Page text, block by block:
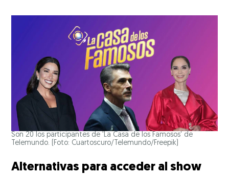
Son 20 los participantes de 'La Casa de los Famosos' de
Telemundo. (Foto: Cuartoscuro/Telemundo/Freepik)
Alternativas para acceder al show